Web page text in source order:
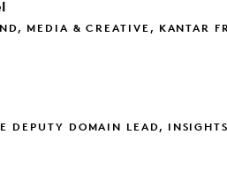
MEDIA & CREATIVE, KANTAR
DEPUTY DOMAIN LEAD,